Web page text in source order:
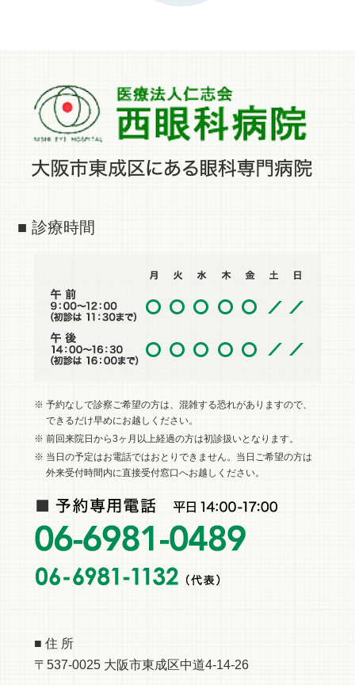
■ 診療時間
※ 予約なしで診察ご希望の方は、混雑する恐れがありますので、
できるだけ早めにお越しください。
※ 前回来院日から3ヶ月以上経過の方は初診扱いとなります。
※ 当日の予定はお電話ではおとりできません。当日ご希望の方は
外来受付時間内に直接受付窓口へお越しください。
■ 住 所
〒537-0025 大阪市東成区中道4-14-26